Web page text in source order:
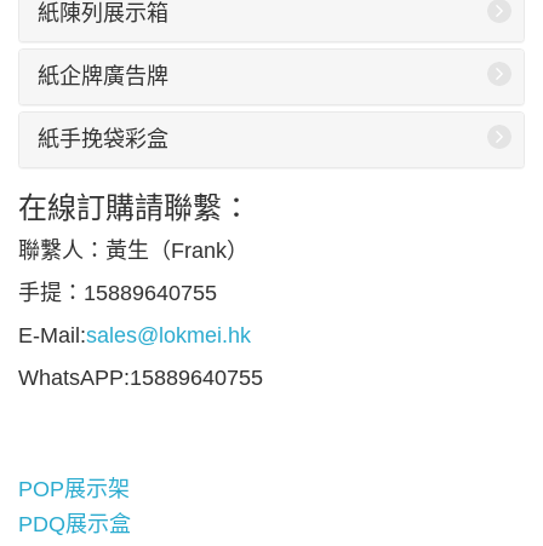
紙陳列展示箱
紙企牌廣告牌
紙手挽袋彩盒
在線訂購請聯繫：
聯繫人：黃生（Frank）
手提：15889640755
E-Mail:sales@lokmei.hk
WhatsAPP:15889640755
POP展示架
PDQ展示盒